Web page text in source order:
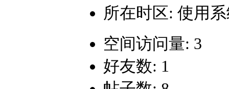
所在时区: 使用
空间访问量: 3
好友数: 1